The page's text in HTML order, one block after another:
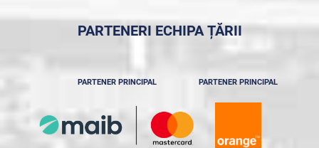
PARTENERI ECHIPA ȚĂRII
PARTENER PRINCIPAL PARTENER PRINCIPAL